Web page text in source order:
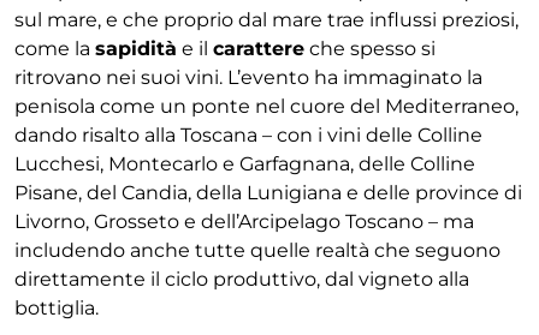
sul mare, e che proprio dal mare trae influssi preziosi,
come la sapidità e il carattere che spesso si
ritrovano nei suoi vini. L’evento ha immaginato la
penisola come un ponte nel cuore del Mediterraneo,
dando risalto alla Toscana – con i vini delle Colline
Lucchesi, Montecarlo e Garfagnana, delle Colline
Pisane, del Candia, della Lunigiana e delle province di
Livorno, Grosseto e dell’Arcipelago Toscano – ma
includendo anche tutte quelle realtà che seguono
direttamente il ciclo produttivo, dal vigneto alla
bottiglia.